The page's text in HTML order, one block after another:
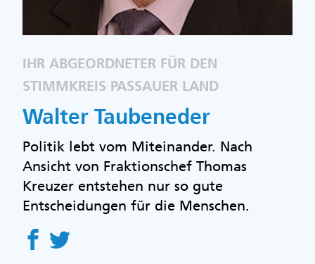
IHR ABGEORDNETER FÜR DEN
STIMMKREIS PASSAUER LAND
Walter Taubeneder
Politik lebt vom Miteinander. Nach
Ansicht von Fraktionschef Thomas
Kreuzer entstehen nur so gute
Entscheidungen für die Menschen.